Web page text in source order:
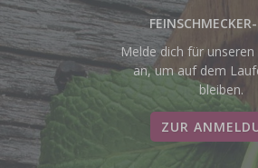
Melde dich für
an, um auf dem
bleiben.
ZUR